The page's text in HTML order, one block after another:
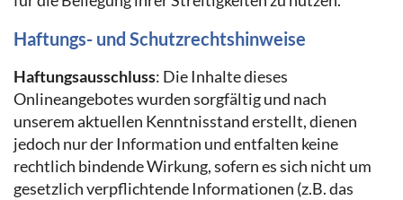
Haftungs- und Schutzrechtshinweise
Haftungsausschluss: Die Inhalte dieses
Onlineangebotes wurden sorgfältig und nach
unserem aktuellen Kenntnisstand erstellt, dienen
jedoch nur der Information und entfalten keine
rechtlich bindende Wirkung, sofern es sich nicht um
gesetzlich verpflichtende Informationen (z.B. das